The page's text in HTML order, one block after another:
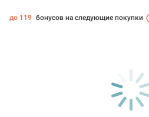
до 119 бонусов на следующие покупки